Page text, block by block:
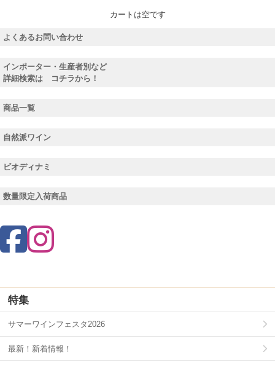
カートは空です
よくあるお問い合わせ
インポーター・生産者別など
詳細検索は コチラから！
商品一覧
自然派ワイン
ビオディナミ
数量限定入荷商品
特集
サマーワインフェスタ2026
最新！新着情報！